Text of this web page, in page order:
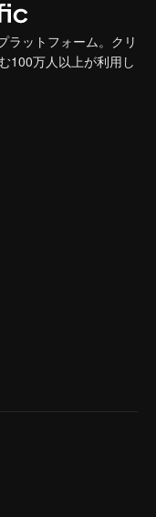
ラットフォーム。クリ
100万人以上が利用し